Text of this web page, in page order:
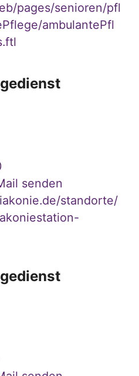
pages/senioren/pfl
ambulantePfl
senden
standorte/